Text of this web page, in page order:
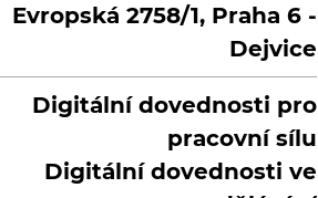
Evropská 2758/1, Praha 6 -
Dejvice
Digitální dovednosti pro
pracovní sílu
Digitální dovednosti ve